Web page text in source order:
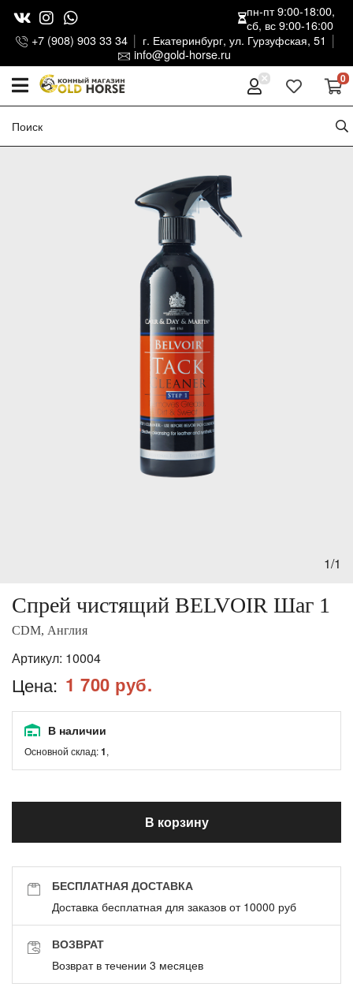
+7 (908) 903 33 34
г. Екатеринбург, ул. Гурзуфская, 51
info@gold-horse.ru
пн-пт 9:00-18:00,
сб, вс 9:00-16:00
0
1/1
Спрей чистящий BELVOIR Шаг 1
CDM, Англия
Артикул: 10004
Цена: 1 700 руб.
В наличии
Основной склад:1,
В корзину
БЕСПЛАТНАЯ ДОСТАВКА
Доставка бесплатная для заказов от 10000 руб
ВОЗВРАТ
Возврат в течении 3 месяцев